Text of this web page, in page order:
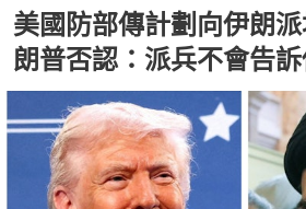
美國防部傳計劃向伊朗
朗普否認：派兵不會告訴